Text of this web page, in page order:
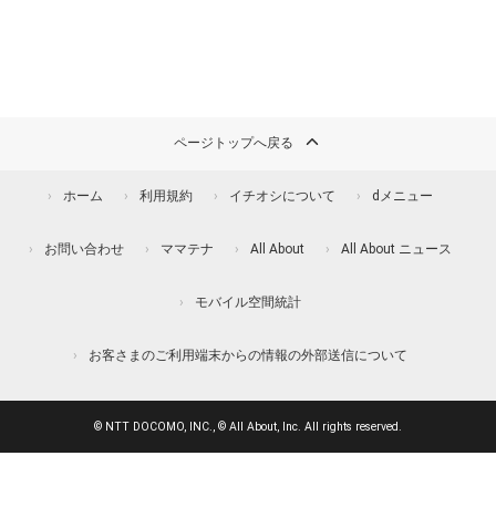
ページトップへ戻る
ホーム 利用規約 イチオシについて dメニュー
お問い合わせ ママテナ All About All About ニュース
モバイル空間統計
お客さまのご利用端末からの情報の外部送信について
© NTT DOCOMO, INC., © All About, Inc. All rights reserved.